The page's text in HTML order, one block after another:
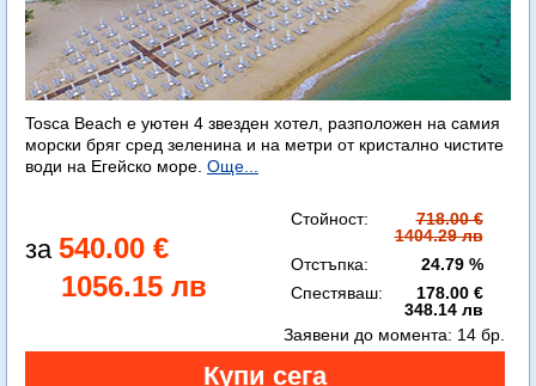
Tosca Beach е уютен 4 звезден хотел, разположен на самия
морски бряг сред зеленина и на метри от кристално чистите
води на Егейско море. Още...
540.00 €
1056.15 лв
Стойност:
718.00 €
1404.29 лв
Отстъпка:
24.79 %
Спестяваш:
178.00 €
348.14 лв
Заявени до момента: 14 бр.